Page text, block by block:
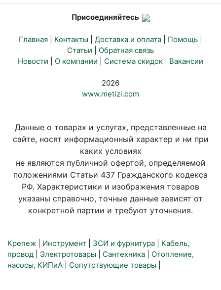
Присоединяйтесь
Главная Контакты Доставка и оплата Помощь
Статьи
Обратная связь
Новости
О компании Система скидок | Вакансии
2026
www.metizi.com
Данные о товарах и услугах, представленные на
сайте, носят информационный характер и ни при
каких условиях
не являются публичной офертой, определяемой
положениями Статьи 437 Гражданского кодекса
РФ. Характеристики и изображения товаров
указаны справочно, точные данные зависят от
конкретной партии и требуют уточнения.
Крепеж Инструмент ЗСИ и фурнитура
Кабель,
провод
Электротовары Сантехника
Отопление,
насосы, КИПиА
Сопутствующие товары